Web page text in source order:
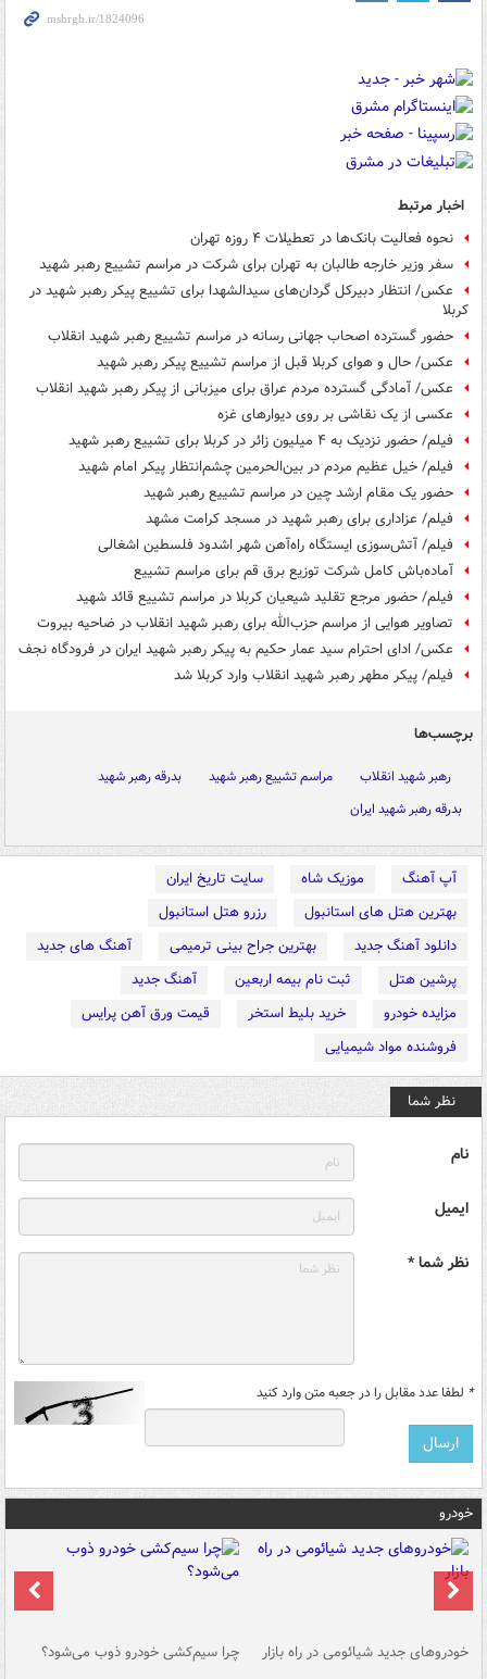
اخبار مرتبط
نحوه فعالیت بانک‌ها در تعطیلات ۴ روزه تهران
سفر وزیر خارجه طالبان به تهران برای شرکت در مراسم تشییع رهبر شهید
عکس/ انتظار دبیرکل گردان‌های سیدالشهدا برای تشییع پیکر رهبر شهید در
کربلا
حضور گسترده اصحاب جهانی رسانه در مراسم تشییع رهبر شهید انقلاب
عکس/ حال و هوای کربلا قبل از مراسم تشییع پیکر رهبر شهید
عکس/ آمادگی گسترده مردم عراق برای میزبانی از پیکر رهبر شهید انقلاب
عکسی از یک نقاشی بر روی دیوارهای غزه
فیلم/ حضور نزدیک به ۴ میلیون زائر در کربلا برای تشییع رهبر شهید
فیلم/ خیل عظیم مردم در بین‌الحرمین چشم‌انتظار پیکر امام شهید
حضور یک مقام ارشد چین در مراسم تشییع رهبر شهید
فیلم/ عزاداری برای رهبر شهید در مسجد کرامت مشهد
فیلم/ آتش‌سوزی ایستگاه راه‌آهن شهر اشدود فلسطین اشغالی
آماده‌باش کامل شرکت توزیع برق قم برای مراسم تشییع
فیلم/ حضور مرجع تقلید شیعیان کربلا در مراسم تشییع قائد شهید
تصاویر هوایی از مراسم حزب‌الله برای رهبر شهید انقلاب در ضاحیه بیروت
عکس/ ادای احترام سید عمار حکیم به پیکر رهبر شهید ایران در فرودگاه نجف
فیلم/ پیکر مطهر رهبر شهید انقلاب وارد کربلا شد
برچسب‌ها
رهبر شهید انقلاب مراسم تشییع رهبر شهید
بدرقه رهبر شهید
بدرقه رهبر شهید ایران
آپ آهنگ موزیک شاه
سایت تاریخ ایران
بهترین هتل های استانبول
رزرو هتل استانبول
دانلود آهنگ جدید
بهترین جراح بینی ترمیمی
آهنگ های جدید
پرشین هتل
ثبت نام بیمه اربعین
آهنگ جدید
مزایده خودرو
خرید بلیط استخر
قیمت ورق آهن پرایس
فروشنده مواد شیمیایی
نظر شما
نام
ایمیل
نظر شما *
* لطفا عدد مقابل را در جعبه متن وارد کنید
خودرو
خودروهای جدید شیائومی در راه بازار چرا سیم‌کشی خودرو ذوب می‌شود؟